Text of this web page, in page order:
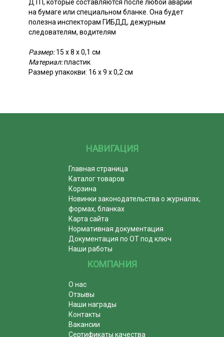
ДТП, которые составляются после любой аварии
на бумаге или специальном бланке. Она будет
полезна инспекторам ГИБДД, дежурным
следователям, водителям
Размер:15 х 8 х 0,1 см
Материал:пластик
Размер упакокви: 16 х 9 х 0,2 см
НАВИГАЦИЯ
Главная страница
Каталог товаров
Корзина
Новинки законодательства о журналах,
формах, бланках
Карта сайта
Нормативная документация
Документация по ОТ под ключ
Наши работы
КОМПАНИЯ
О нас
Отзывы
Наши награды
Контакты
Вакансии
Сертификаты качества